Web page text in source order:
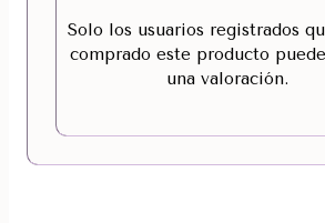
Solo los usuarios registrados
comprado este producto
una valoración.